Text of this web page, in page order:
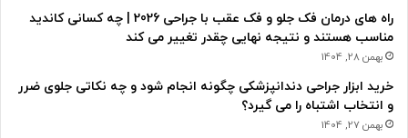
راه های درمان فک جلو و فک عقب با جراحی 2026 | چه کسانی کاندید
مناسب هستند و نتیجه نهایی چقدر تغییر می کند
بهمن 28, 1404
خرید ابزار جراحی دندانپزشکی چگونه انجام شود و چه نکاتی جلوی ضرر
و انتخاب اشتباه را می گیرد؟
بهمن 27, 1404